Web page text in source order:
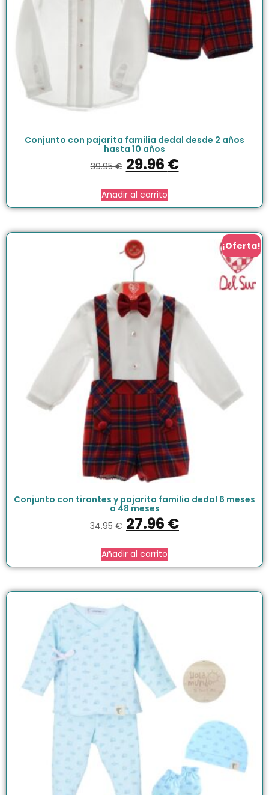
Conjunto con pajarita familia dedal desde 2 años
hasta 10 años
39.95€ 29.96 €
Añadir al carrito
¡Oferta!
Conjunto con tirantes y pajarita familia dedal 6 meses
a 48 meses
34.95€ 27.96 €
Añadir al carrito